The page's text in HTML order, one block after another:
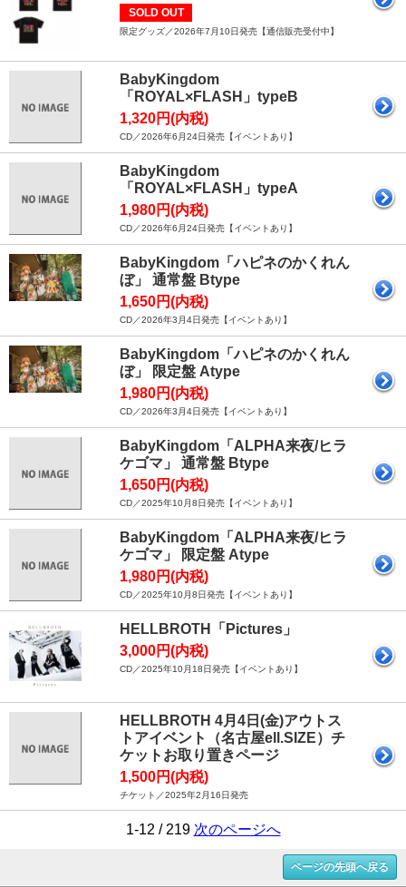
SOLD OUT
限定グッズ／2026年7月10日発売【通信販売受付中】
BabyKingdom
「ROYAL×FLASH」typeB
1,320円(内税)
CD／2026年6月24日発売【イベントあり】
BabyKingdom
「ROYAL×FLASH」typeA
1,980円(内税)
CD／2026年6月24日発売【イベントあり】
BabyKingdom「ハピネのかくれん
ぼ」 通常盤 Btype
1,650円(内税)
CD／2026年3月4日発売【イベントあり】
BabyKingdom「ハピネのかくれん
ぼ」 限定盤 Atype
1,980円(内税)
CD／2026年3月4日発売【イベントあり】
BabyKingdom「ALPHA来夜/ヒラ
ケゴマ」 通常盤 Btype
1,650円(内税)
CD／2025年10月8日発売【イベントあり】
BabyKingdom「ALPHA来夜/ヒラ
ケゴマ」 限定盤 Atype
1,980円(内税)
CD／2025年10月8日発売【イベントあり】
HELLBROTH「Pictures」
3,000円(内税)
CD／2025年10月18日発売【イベントあり】
HELLBROTH 4月4日(金)アウトス
トアイベント（名古屋ell.SIZE）チ
ケットお取り置きページ
1,500円(内税)
チケット／2025年2月16日発売
1-12 / 219 次のページへ
ページの先頭へ戻る